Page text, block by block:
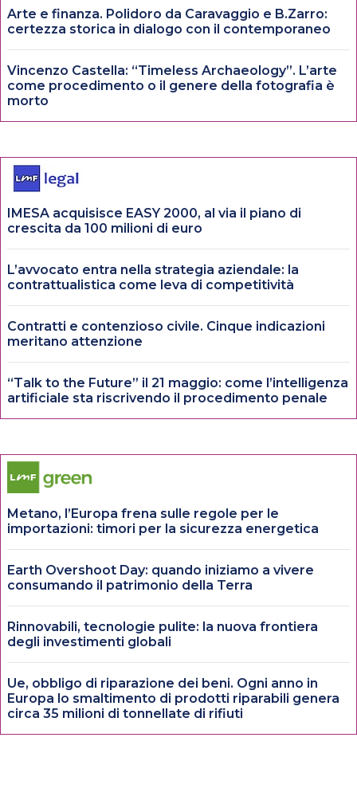
Arte e finanza. Polidoro da Caravaggio e B.Zarro:
certezza storica in dialogo con il contemporaneo
Vincenzo Castella: “Timeless Archaeology”. L’arte
come procedimento o il genere della fotografia è
morto
IMESA acquisisce EASY 2000, al via il piano di
crescita da 100 milioni di euro
L’avvocato entra nella strategia aziendale: la
contrattualistica come leva di competitività
Contratti e contenzioso civile. Cinque indicazioni
meritano attenzione
“Talk to the Future” il 21 maggio: come l’intelligenza
artificiale sta riscrivendo il procedimento penale
Metano, l’Europa frena sulle regole per le
importazioni: timori per la sicurezza energetica
Earth Overshoot Day: quando iniziamo a vivere
consumando il patrimonio della Terra
Rinnovabili, tecnologie pulite: la nuova frontiera
degli investimenti globali
Ue, obbligo di riparazione dei beni. Ogni anno in
Europa lo smaltimento di prodotti riparabili genera
circa 35 milioni di tonnellate di rifiuti